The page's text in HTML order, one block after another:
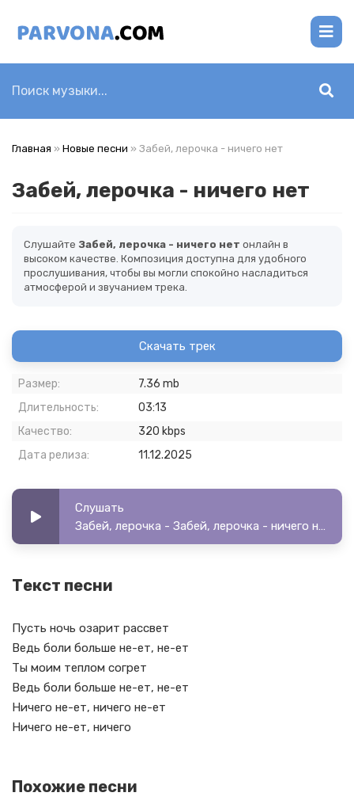
Главная » Новые песни » Забей, лерочка - ничего нет
Забей, лерочка - ничего нет
Слушайте Забей, лерочка - ничего нет онлайн в
высоком качестве. Композиция доступна для удобного
прослушивания, чтобы вы могли спокойно насладиться
атмосферой и звучанием трека.
Скачать трек
Размер:
7.36 mb
Длительность:
03:13
Качество:
320 kbps
Дата релиза:
11.12.2025
Слушать
Забей, лерочка - Забей, лерочка - ничего нет
Текст песни
Пусть ночь озарит рассвет
Ведь боли больше не-ет, не-ет
Ты моим теплом согрет
Ведь боли больше не-ет, не-ет
Ничего не-ет, ничего не-ет
Ничего не-ет, ничего
Похожие песни